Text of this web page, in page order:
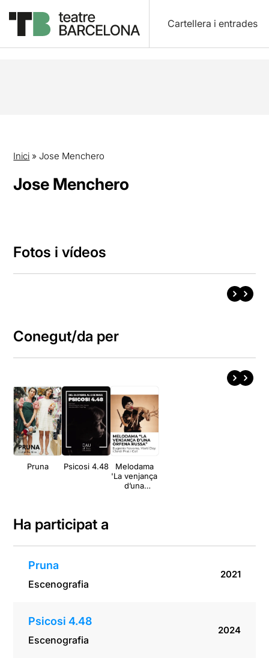
Cartellera i entrades
Inici » Jose Menchero
Jose Menchero
Fotos i vídeos
Conegut/da per
Pruna Psicosi 4.48
Melodama
'La venjança
d’una
Ha participat a
Pruna
Escenografia
2021
Psicosi 4.48
Escenografia
2024